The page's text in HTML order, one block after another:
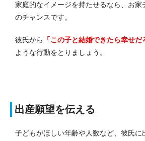
家庭的なイメージを持たせるなら、お家
のチャンスです。
彼氏から 「この子と結婚できたら幸せだ
ような行動をとりましょう。
出産願望を伝える
子どもがほしい年齢や人数など、彼氏に